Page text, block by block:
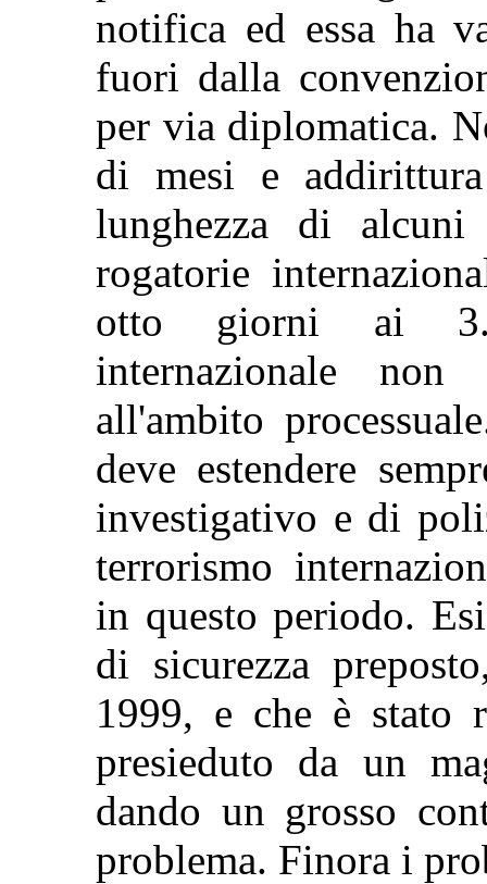
notifica ed essa ha
fuori dalla
per via diplomatica.
di mesi e
lunghezza di
rogatorie
otto giorni ai
internazionale
all'ambito
deve estendere
investigativo e di
terrorismo
in questo periodo.
di sicurezza
1999, e che è stato
presieduto da un
dando un grosso
problema. Finora i